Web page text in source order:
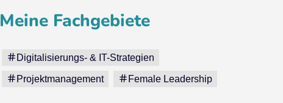
Meine Fachgebiete
Digitalisierungs- & IT-Strategien
Projektmanagement Female Leadership